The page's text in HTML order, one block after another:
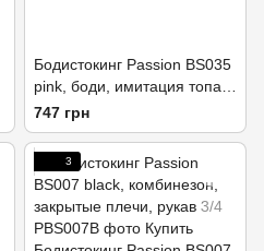
Бодистокинг Passion BS035
pink, боди, имитация топа и
трусиков
747 грн
3